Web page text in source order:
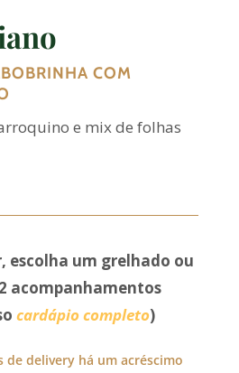
COM
e mix de folhas
escolha um grelhado ou
acompanhamentos
cardápio completo)
de delivery há um acréscimo